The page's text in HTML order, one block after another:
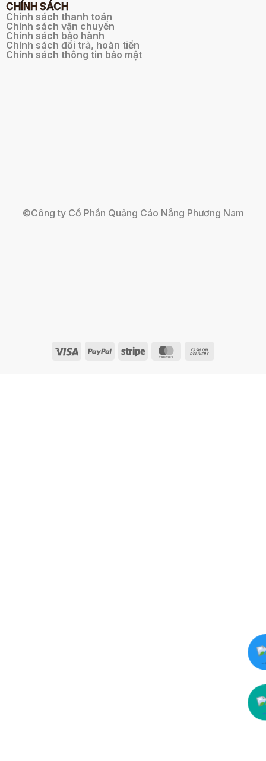
CHÍNH SÁCH
Chính sách thanh toán
Chính sách vận chuyển
Chính sách bảo hành
Chính sách đổi trả, hoàn tiền
Chính sách thông tin bảo mật
©Công ty Cổ Phần Quảng Cáo Nắng Phương Nam